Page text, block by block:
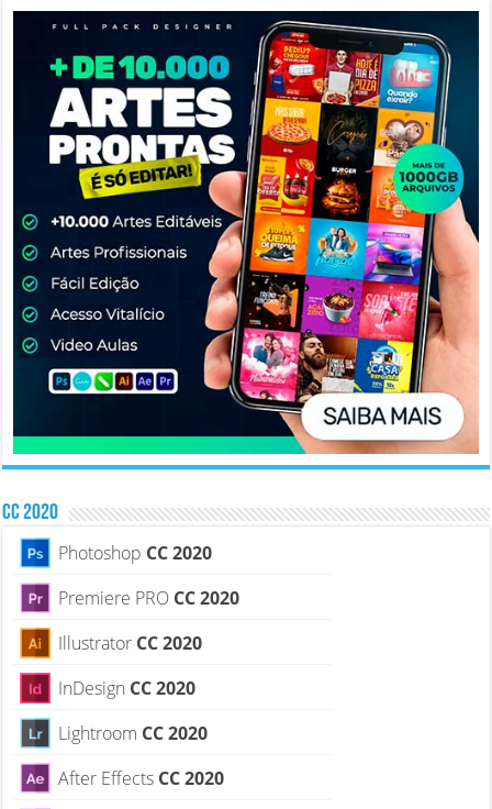
CC 2020
Photoshop CC 2020
Premiere PRO CC 2020
Illustrator CC 2020
InDesign CC 2020
Lightroom CC 2020
After Effects CC 2020